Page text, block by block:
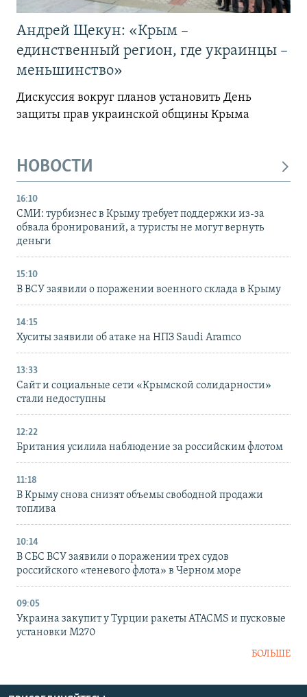
Андрей Щекун: «Крым –
единственный регион, где украинцы –
меньшинство»
Дискуссия вокруг планов установить День
защиты прав украинской общины Крыма
НОВОСТИ
16:10
СМИ: турбизнес в Крыму требует поддержки из-за
обвала бронирований, а туристы не могут вернуть
деньги
15:10
В ВСУ заявили о поражении военного склада в Крыму
14:15
Хуситы заявили об атаке на НПЗ Saudi Aramco
13:33
Сайт и социальные сети «Крымской солидарности»
стали недоступны
12:22
Британия усилила наблюдение за российским флотом
11:18
В Крыму снова снизят объемы свободной продажи
топлива
10:14
В СБС ВСУ заявили о поражении трех судов
российского «теневого флота» в Черном море
09:05
Украина закупит у Турции ракеты ATACMS и пусковые
установки M270
БОЛЬШЕ